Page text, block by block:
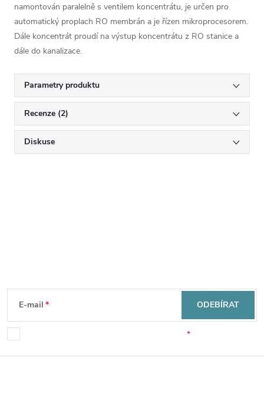
namontován paralelně s ventilem koncentrátu, je určen pro
automatický proplach RO membrán a je řízen mikroprocesorem.
Dále koncentrát proudí na výstup koncentrátu z RO stanice a
dále do kanalizace.
Parametry produktu
Recenze (2)
Diskuse
Z
p
E-mail ODEBÍRAT